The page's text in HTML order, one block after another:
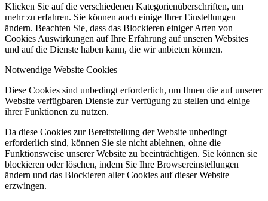
Klicken Sie auf die verschiedenen Kategorienüberschriften, um
mehr zu erfahren. Sie können auch einige Ihrer Einstellungen
ändern. Beachten Sie, dass das Blockieren einiger Arten von
Cookies Auswirkungen auf Ihre Erfahrung auf unseren Websites
und auf die Dienste haben kann, die wir anbieten können.
Notwendige Website Cookies
Diese Cookies sind unbedingt erforderlich, um Ihnen die auf unserer
Website verfügbaren Dienste zur Verfügung zu stellen und einige
ihrer Funktionen zu nutzen.
Da diese Cookies zur Bereitstellung der Website unbedingt
erforderlich sind, können Sie sie nicht ablehnen, ohne die
Funktionsweise unserer Website zu beeinträchtigen. Sie können sie
blockieren oder löschen, indem Sie Ihre Browsereinstellungen
ändern und das Blockieren aller Cookies auf dieser Website
erzwingen.